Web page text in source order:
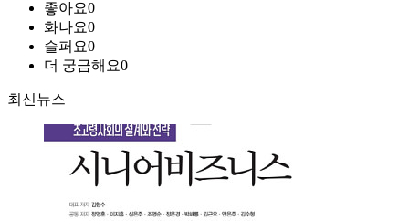
좋아요0
화나요0
슬퍼요0
더 궁금해요0
최신뉴스